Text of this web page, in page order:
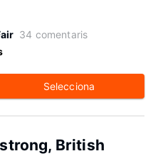
34 comentaris
Selecciona
British